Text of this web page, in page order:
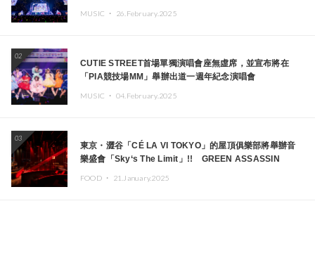
MUSIC ・ 26.February.2025
02
CUTIE STREET首場單獨演唱會座無虛席，並宣布將在
「PIA競技場MM」舉辦出道一週年紀念演唱會
MUSIC ・ 04.February.2025
03
東京・澀谷「CÉ LA VI TOKYO」的屋頂俱樂部將舉辦音
樂盛會「Sky‘s The Limit」!! GREEN ASSASSIN
FOOD ・ 21.January.2025